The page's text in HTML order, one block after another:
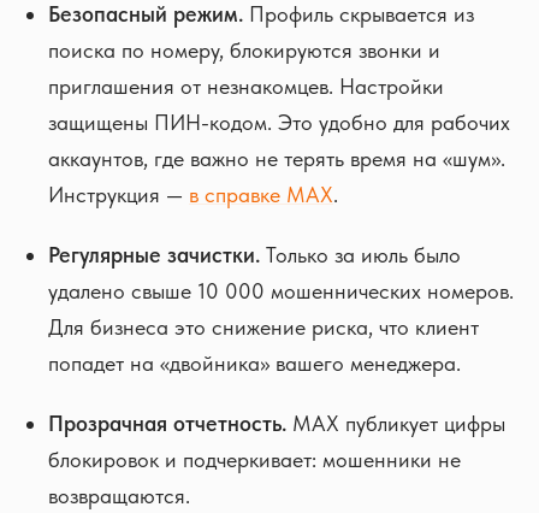
Безопасный режим. Профиль скрывается из
поиска по номеру, блокируются звонки и
приглашения от незнакомцев. Настройки
защищены ПИН-кодом. Это удобно для рабочих
аккаунтов, где важно не терять время на «шум».
Инструкция — в справке MAX.
Регулярные зачистки. Только за июль было
удалено свыше 10 000 мошеннических номеров.
Для бизнеса это снижение риска, что клиент
попадет на «двойника» вашего менеджера.
Прозрачная отчетность. MAX публикует цифры
блокировок и подчеркивает: мошенники не
возвращаются.